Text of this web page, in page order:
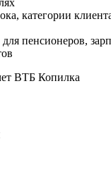
категории
пенсионеров,